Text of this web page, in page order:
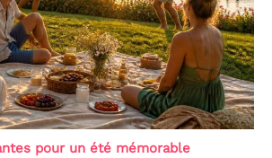
pour un été mémorable